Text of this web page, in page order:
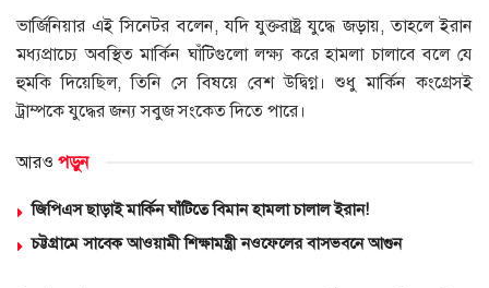
ভার্জিনিয়ার এই সিনেটর বলেন, যদি যুক্তরাষ্ট্র যুদ্ধে জড়ায়, তাহলে ইরান
মধ্যপ্রাচ্যে অবস্থিত মার্কিন ঘাঁটিগুলো লক্ষ্য করে হামলা চালাবে বলে যে
হুমকি দিয়েছিল, তিনি সে বিষয়ে বেশ উদ্বিগ্ন। শুধু মার্কিন কংগ্রেসই
ট্রাম্পকে যুদ্ধের জন্য সবুজ সংকেত দিতে পারে।
আরও পড়ুন
জিপিএস ছাড়াই মার্কিন ঘাঁটিতে বিমান হামলা চালাল ইরান!
চট্টগ্রামে সাবেক আওয়ামী শিক্ষামন্ত্রী নওফেলের বাসভবনে আগুন